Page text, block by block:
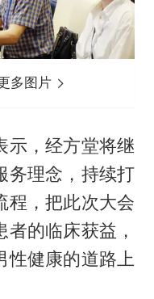
多图片
示，经方堂将继
务理念，持续打
程，把此次大会
的临床获益，
性健康的道路上